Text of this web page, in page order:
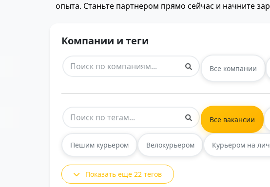
опыта. Станьте партнером прямо сейчас и начните
Компании и теги
Все компании
Все вакансии
Пешим курьером Велокурьером Курьером на
Показать еще 22 тегов